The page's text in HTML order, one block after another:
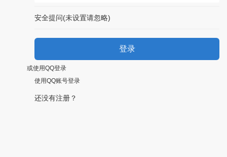
安全提问(未设置请忽略)
登录
或使用QQ登录
使用QQ账号登录
还没有注册？